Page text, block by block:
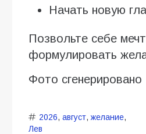
Начать новую
Позвольте себе
формулировать
Фото
2026, август, желание,
Лев